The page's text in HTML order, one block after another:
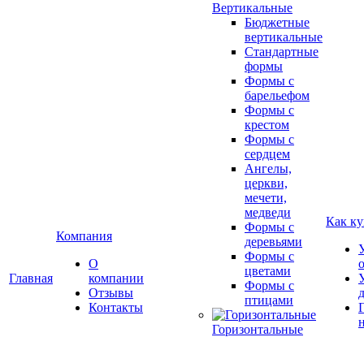
Главная
Компания
О
компании
Отзывы
Контакты
Вертикальные
Бюджетные
вертикальные
Стандартные
формы
Формы с
барельефом
Формы с
крестом
Формы с
сердцем
Ангелы,
церкви,
мечети,
медведи
Формы с
деревьями
Формы с
цветами
Формы с
птицами
Горизонтальные
Как